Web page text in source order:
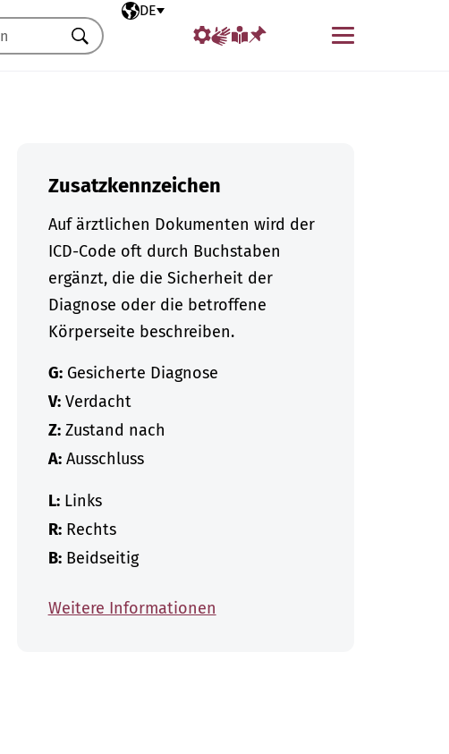
Ausgewählte Sprache
DE
Menü
Suchen
Zusatzkennzeichen
Auf ärztlichen Dokumenten wird der
ICD-Code oft durch Buchstaben
ergänzt, die die Sicherheit der
Diagnose oder die betroffene
Körperseite beschreiben.
G:Gesicherte Diagnose
V:Verdacht
Z:Zustand nach
A:Ausschluss
L:Links
R:Rechts
B:Beidseitig
Weitere Informationen